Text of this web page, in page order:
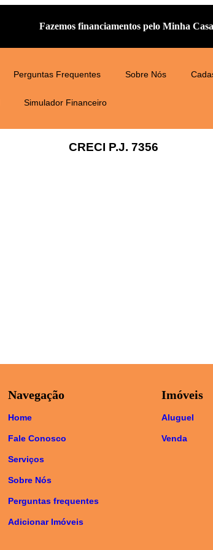
Fazemos financiamentos pelo Minha
Perguntas Frequentes Sobre Nós
Simulador Financeiro
CRECI P.J. 7356
Navegação
Home
Fale Conosco
Serviços
Sobre Nós
Perguntas frequentes
Adicionar Imóveis
Imóveis
Aluguel
Venda